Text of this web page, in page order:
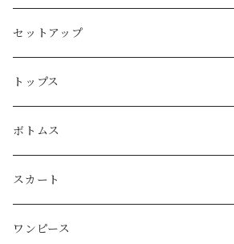
PRADA
GUCCI
LOEWE
Christian Dior
CELINE
セットアップ
トップス
ボトムス
スカート
ワンピース